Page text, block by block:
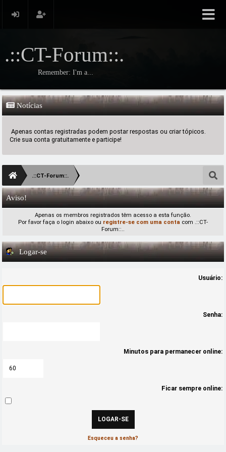
.::CT-Forum::.
Remember: I'm a...
Notícias
Apenas contas registradas podem postar respostas ou criar tópicos.
Crie sua conta gratuitamente e participe!
.::CT-Forum::.
Aviso!
Apenas os membros registrados têm acesso a esta função.
Por favor faça o login abaixo ou registre-se com uma conta com .::CT-
Forum::..
Logar-se
Usuário:
Senha:
Minutos para permanecer online:
Ficar sempre online:
Esqueceu a senha?